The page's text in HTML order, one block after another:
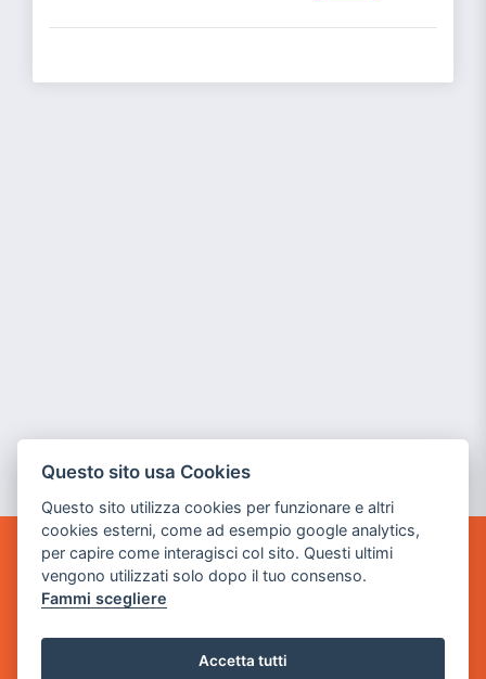
GAME WARP
BY POWER GAME SRL
Sede Legale
via Villaggio dei Platani, 3
Questo sito usa Cookies
Questo sito utilizza cookies per funzionare e altri
cookies esterni, come ad esempio google analytics,
per capire come interagisci col sito. Questi ultimi
vengono utilizzati solo dopo il tuo consenso.
Fammi scegliere
Accetta tutti